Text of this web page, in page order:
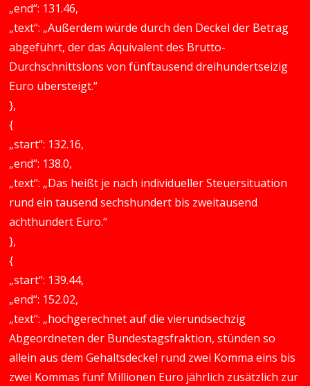
„end“: 131.46,
„text“: „Außerdem würde durch den Deckel der Betrag
abgeführt, der das Äquivalent des Brutto-
Durchschnittslons von fünftausend dreihundertseizig
Euro übersteigt.“
},
{
„start“: 132.16,
„end“: 138.0,
„text“: „Das heißt je nach individueller Steuersituation
rund ein tausend sechshundert bis zweitausend
achthundert Euro.“
},
{
„start“: 139.44,
„end“: 152.02,
„text“: „hochgerechnet auf die vierundsechzig
Abgeordneten der Bundestagsfraktion, stünden so
allein aus dem Gehaltsdeckel rund zwei Komma eins bis
zwei Kommas fünf Millionen Euro jährlich zusätzlich zur